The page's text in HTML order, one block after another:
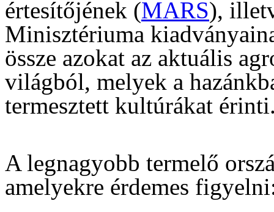
értesítőjének (MARS),
Minisztériuma
össze azokat az aktuális
világból, melyek a
termesztett kultúrákat
A legnagyobb termelő
amelyekre érdemes